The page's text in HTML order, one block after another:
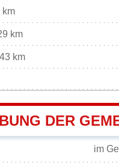
km
km
km
DER
im